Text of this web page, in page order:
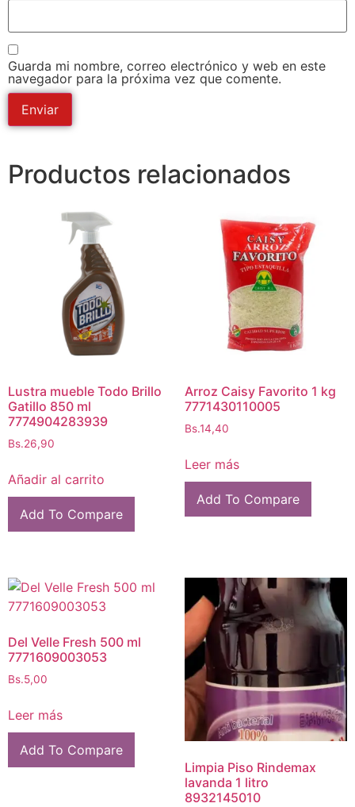
Guarda mi nombre, correo electrónico y web en este
navegador para la próxima vez que comente.
Productos relacionados
Lustra mueble Todo Brillo
Gatillo 850 ml
7774904283939
Bs.26,90
Añadir al carrito
Add To Compare
Arroz Caisy Favorito 1 kg
7771430110005
Bs.14,40
Leer más
Add To Compare
Del Velle Fresh 500 ml
7771609003053
Bs.5,00
Leer más
Add To Compare
Limpia Piso Rindemax
lavanda 1 litro
8932145010